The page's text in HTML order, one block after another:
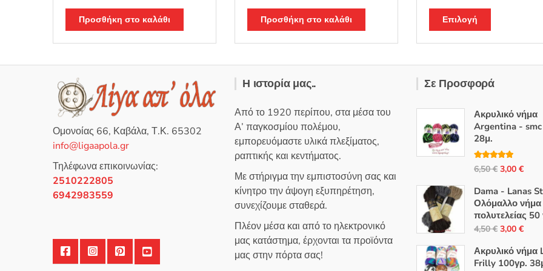
θηκε με5.00
από 5Προσθήκη στο καλάθι
θηκε με5.00
από 5Προσθήκη στο καλάθι
θηκε με4.94
από 5Επιλογή
το
προϊόν
παραλλαγές.
επιλογές
μπορούν
να
επιλεγούν
στη
σελίδα
του
προϊόντος
Ομονοίας 66, Καβάλα, Τ.Κ. 65302
info@ligaapola.gr
Τηλέφωνα επικοινωνίας:
2510222805
6942983559
Η ιστορία μας..
Από το 1920 περίπου, στα μέσα του
Α’ παγκοσμίου πολέμου,
εμπορευόμαστε υλικά πλεξίματος,
ραπτικής και κεντήματος.
Με στήριγμα την εμπιστοσύνη σας και
κίνητρο την άψογη εξυπηρέτηση,
συνεχίζουμε σταθερά.
Πλέον μέσα και από το ηλεκτρονικό
μας κατάστημα, έρχονται τα προϊόντα
μας στην πόρτα σας!
Σε Προσφορά
Ακρυλικό νήμα
Argentina -
28μ.
Βαθμολογή
θηκε με 5.00
6,50€ Original
was:
6,50 €.
3,00 €Η
τιμή
3,00
Dama - Lanas
Ολόμαλλο νήμα
πολυτελείας
4,50€ Original
was:
3,00 €Η
τιμή
Ακρυλικό νήμα
Frilly 100γρ.